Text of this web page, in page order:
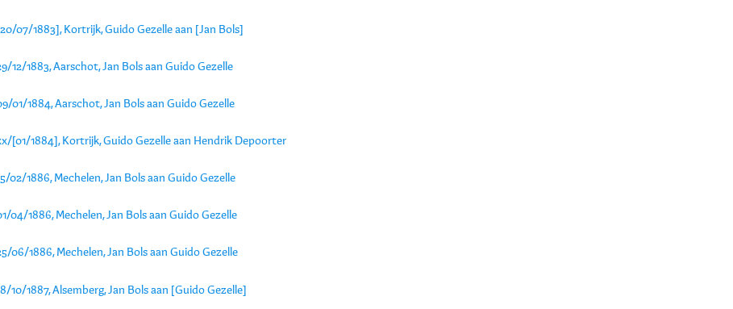
[20/07/1883], Kortrijk, Guido Gezelle aan [Jan Bols]
12/1883, Aarschot, Jan Bols aan Guido Gezelle
01/1884, Aarschot, Jan Bols aan Guido Gezelle
[01/1884], Kortrijk, Guido Gezelle aan Hendrik Depoorter
02/1886, Mechelen, Jan Bols aan Guido Gezelle
04/1886, Mechelen, Jan Bols aan Guido Gezelle
06/1886, Mechelen, Jan Bols aan Guido Gezelle
10/1887, Alsemberg, Jan Bols aan [Guido Gezelle]